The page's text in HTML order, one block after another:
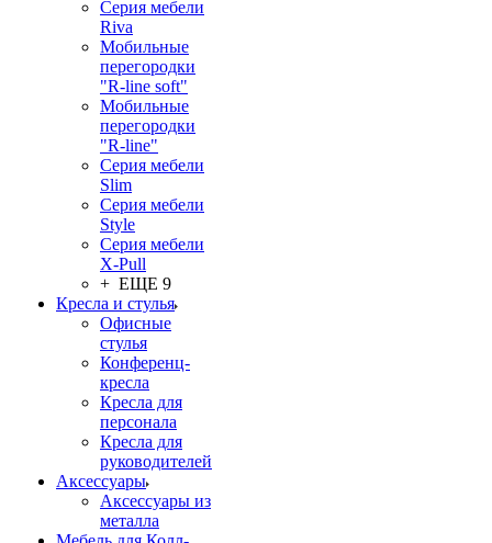
Серия мебели
Riva
Мобильные
перегородки
"R-line soft"
Мобильные
перегородки
"R-line"
Серия мебели
Slim
Серия мебели
Style
Серия мебели
X-Pull
+ ЕЩЕ 9
Кресла и стулья
Офисные
стулья
Конференц-
кресла
Кресла для
персонала
Кресла для
руководителей
Аксессуары
Аксессуары из
металла